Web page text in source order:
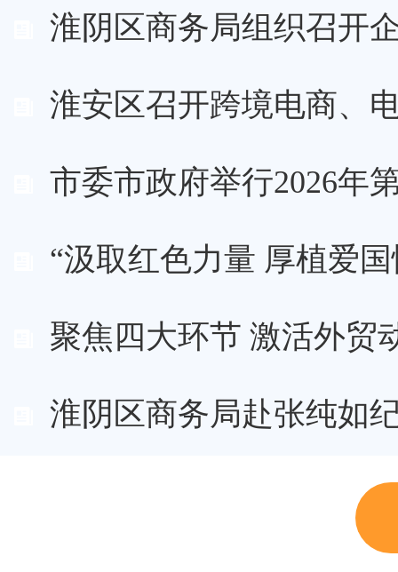
淮阴区商务局组织召开
淮安区召开跨境电商、
市委市政府举行2026年
“汲取红色力量 厚植爱
聚焦四大环节 激活外
淮阴区商务局赴张纯如